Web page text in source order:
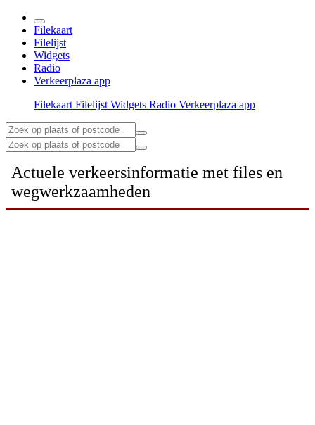
Filekaart
Filelijst
Widgets
Radio
Verkeerplaza app
Filekaart Filelijst Widgets Radio Verkeerplaza app
Actuele verkeersinformatie met files en
wegwerkzaamheden